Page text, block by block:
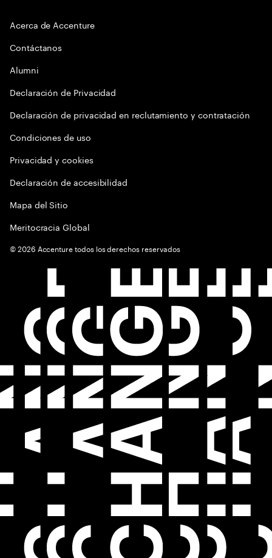
Acerca de Accenture
Contáctanos
Alumni
Declaración de Privacidad
Declaración de privacidad en reclutamiento y contratación
Condiciones de uso
Privacidad y cookies
Declaración de accesibilidad
Mapa del Sitio
Meritocracia Global
©2026 Accenture todos los derechos reservados